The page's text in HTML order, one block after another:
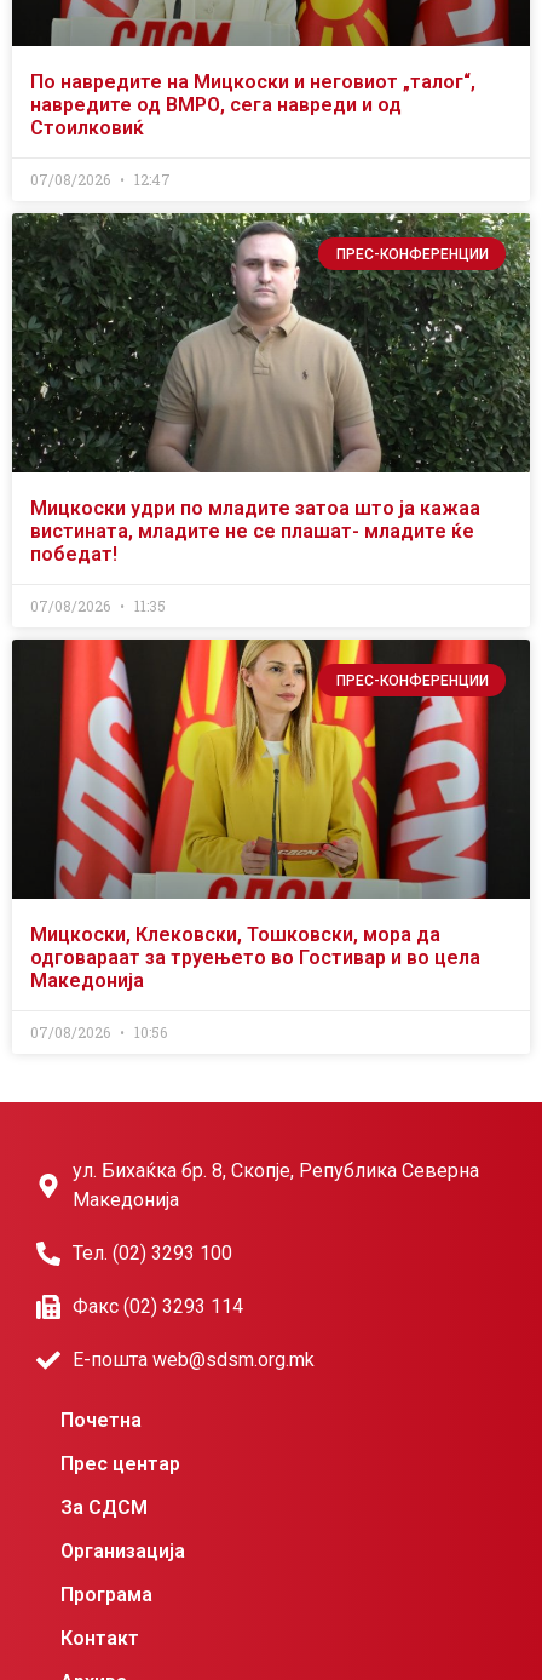
По навредите на Мицкоски и неговиот „талог“,
навредите од ВМРО, сега навреди и од
Стоилковиќ
07/08/2026 12:47
ПРЕС-КОНФЕРЕНЦИИ
Мицкоски удри по младите затоа што ја кажаа
вистината, младите не се плашат- младите ќе
победат!
07/08/2026 11:35
ПРЕС-КОНФЕРЕНЦИИ
Мицкоски, Клековски, Тошковски, мора да
одговараат за труењето во Гостивар и во цела
Македонија
07/08/2026 10:56
ул. Бихаќка бр. 8, Скопје, Република Северна
Македонија
Тел. (02) 3293 100
Факс (02) 3293 114
Е-пошта web@sdsm.org.mk
Почетна
Прес центар
За СДСМ
Организација
Програма
Контакт